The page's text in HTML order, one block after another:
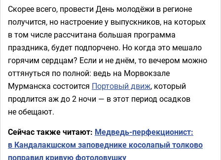
Скорее всего, провести День молодёжи в регионе
получится, но настроение у выпускников, на которых
в том числе рассчитана большая программа
праздника, будет подпорчено. Но когда это мешало
горячим сердцам? Если и не днём, то вечером можно
оттянуться по полной: ведь на Морвокзале
Мурманска состоится Портовый движ, который
продлится аж до 2 ночи — в этот период осадков
не обещают.
Сейчас также читают: Медведь-перфекционист:
в Кандалакшском заповеднике косолапый толково
поправил кривую фотоловушку